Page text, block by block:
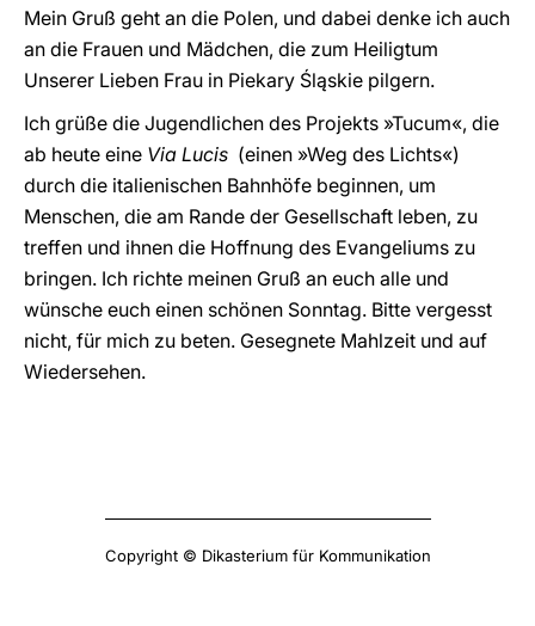
Mein Gruß geht an die Polen, und dabei denke ich auch
an die Frauen und Mädchen, die zum Heiligtum
Unserer Lieben Frau in Piekary Śląskie pilgern.
Ich grüße die Jugendlichen des Projekts »Tucum«, die
ab heute eine Via Lucis (einen »Weg des Lichts«)
durch die italienischen Bahnhöfe beginnen, um
Menschen, die am Rande der Gesellschaft leben, zu
treffen und ihnen die Hoffnung des Evangeliums zu
bringen. Ich richte meinen Gruß an euch alle und
wünsche euch einen schönen Sonntag. Bitte vergesst
nicht, für mich zu beten. Gesegnete Mahlzeit und auf
Wiedersehen.
Copyright © Dikasterium für Kommunikation